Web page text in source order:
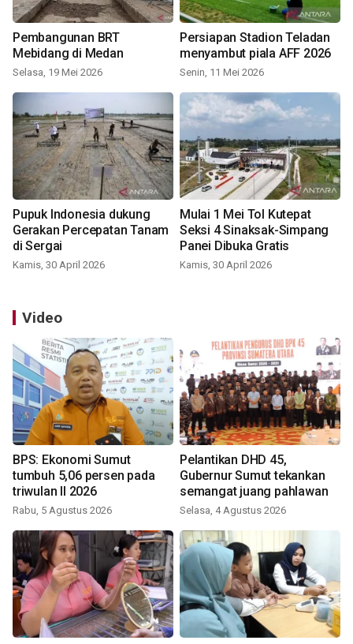
Pembangunan BRT
Mebidang di Medan
Selasa, 19 Mei 2026
Persiapan Stadion Teladan
menyambut piala AFF 2026
Senin, 11 Mei 2026
Pupuk Indonesia dukung
Gerakan Percepatan Tanam
di Sergai
Kamis, 30 April 2026
Mulai 1 Mei Tol Kutepat
Seksi 4 Sinaksak-Simpang
Panei Dibuka Gratis
Kamis, 30 April 2026
Video
BPS: Ekonomi Sumut
tumbuh 5,06 persen pada
triwulan II 2026
Rabu, 5 Agustus 2026
Pelantikan DHD 45,
Gubernur Sumut tekankan
semangat juang pahlawan
Selasa, 4 Agustus 2026